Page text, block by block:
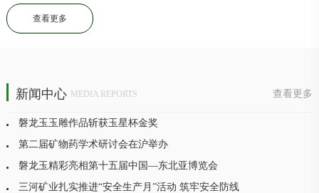
企业目前在珠宝玉石、采矿选矿、大健康产业及建筑材
料等领域实现多元化发展。
采矿选矿：小红石砬子铅、锌、银多金属矿是吉林省内
查看更多
新闻中心 MEDIA REPORTS 查看更多
磐龙玉玉雕作品斩获玉星杯金奖
第二届矿物药学术研讨会在沪举办
磐龙玉精彩亮相第十五届中国—东北亚博览会
三河矿业扎实推进“安全生产月”活动 筑牢安全防线